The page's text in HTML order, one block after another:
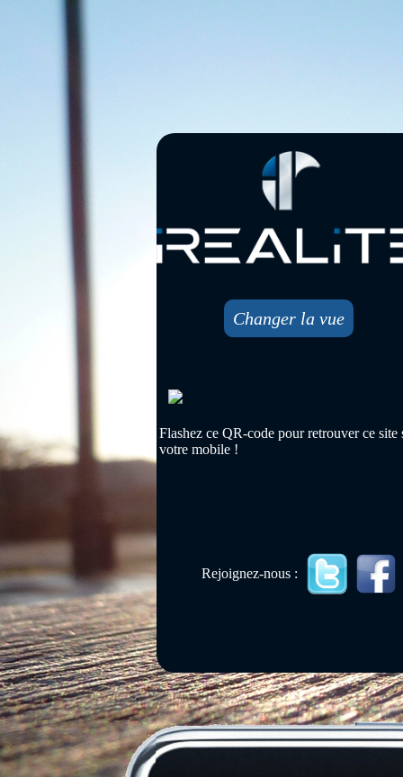
Changer la vue
Flashez ce QR-code pour retrouver ce site
votre mobile !
Rejoignez-nous :